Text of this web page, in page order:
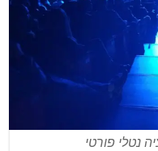
נטלי פורטי